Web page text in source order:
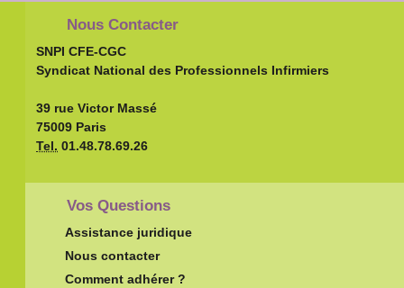
Nous Contacter
SNPI CFE-CGC
Syndicat National des Professionnels Infirmiers
39 rue Victor Massé
75009 Paris
Tel. 01.48.78.69.26
Vos Questions
Assistance juridique
Nous contacter
Comment adhérer ?